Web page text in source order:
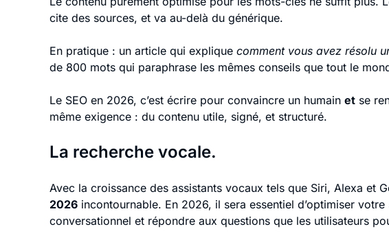
cite des sources, et va au-delà du générique.
En pratique : un article qui explique comment vous avez résolu
de 800 mots qui paraphrase les mêmes conseils que tout le
Le SEO en 2026, c’est écrire pour convaincre un humain et se
même exigence : du contenu utile, signé, et structuré.
La recherche vocale.
Avec la croissance des assistants vocaux tels que Siri, Alexa et
2026 incontournable. En 2026, il sera essentiel d’optimiser
conversationnel et répondre aux questions que les utilisateurs